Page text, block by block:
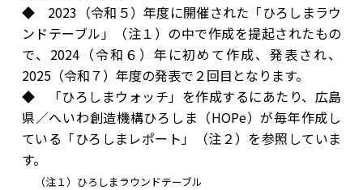
◆ 2023（令和５）年度に開催された「ひろしまラウ
ンドテーブル」（注１）の中で作成を提起されたもの
で、2024（令和６）年に初めて作成、発表され、
2025（令和７）年度の発表で２回目となります。
◆ 「ひろしまウォッチ」を作成するにあたり、広島
県／へいわ創造機構ひろしま（HOPe）が毎年作成し
ている「ひろしまレポート」（注２）を参照していま
す。
（注１）ひろしまラウンドテーブル